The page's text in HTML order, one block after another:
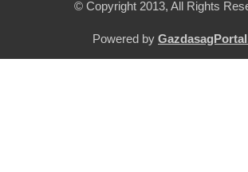
© Copyright 2013, All Rights
Powered by